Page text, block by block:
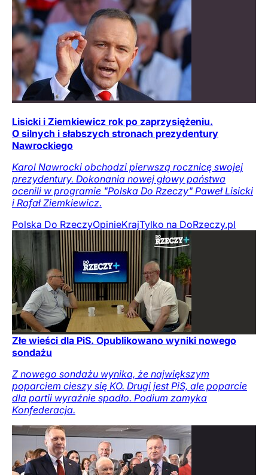
Lisicki i Ziemkiewicz rok po zaprzysiężeniu.
O silnych i słabszych stronach prezydentury
Nawrockiego
Karol Nawrocki obchodzi pierwszą rocznicę swojej
prezydentury. Dokonania nowej głowy państwa
ocenili w programie "Polska Do Rzeczy" Paweł Lisicki
i Rafał Ziemkiewicz.
Polska Do RzeczyOpinieKrajTylko na DoRzeczy.pl
Złe wieści dla PiS. Opublikowano wyniki nowego
sondażu
Z nowego sondażu wynika, że największym
poparciem cieszy się KO. Drugi jest PiS, ale poparcie
dla partii wyraźnie spadło. Podium zamyka
Konfederacja.